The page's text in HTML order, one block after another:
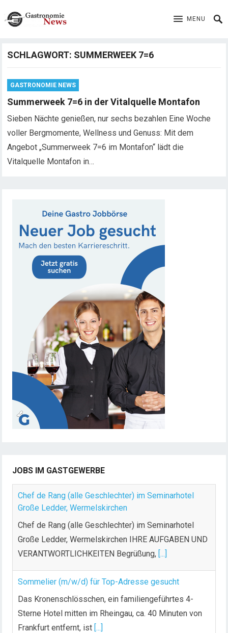
MENU
SCHLAGWORT: SUMMERWEEK 7=6
GASTRONOMIE NEWS
Summerweek 7=6 in der Vitalquelle Montafon
Sieben Nächte genießen, nur sechs bezahlen Eine Woche
voller Bergmomente, Wellness und Genuss: Mit dem
Angebot „Summerweek 7=6 im Montafon“ lädt die
Vitalquelle Montafon in…
JOBS IM GASTGEWERBE
Chef de Rang (alle Geschlechter) im Seminarhotel
Große Ledder, Wermelskirchen
Chef de Rang (alle Geschlechter) im Seminarhotel
Große Ledder, Wermelskirchen IHRE AUFGABEN UND
VERANTWORTLICHKEITEN Begrüßung, [...]
Sommelier (m/w/d) für Top-Adresse gesucht
Das Kronenschlösschen, ein familiengeführtes 4-
Sterne Hotel mitten im Rheingau, ca. 40 Minuten von
Frankfurt entfernt, ist [...]